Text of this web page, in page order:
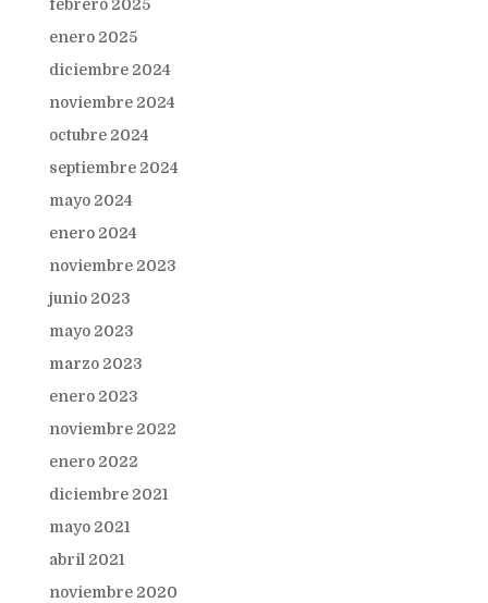
febrero 2025
enero 2025
diciembre 2024
noviembre 2024
octubre 2024
septiembre 2024
mayo 2024
enero 2024
noviembre 2023
junio 2023
mayo 2023
marzo 2023
enero 2023
noviembre 2022
enero 2022
diciembre 2021
mayo 2021
abril 2021
noviembre 2020